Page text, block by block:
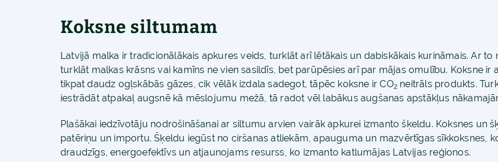
Koksne siltumam
Latvijā malka ir tradicionālākais apkures veids, turklāt arī lētākais un dabiskākais kurināmais. Ar
turklāt malkas krāsns vai kamīns ne vien sasildīs, bet parūpēsies arī par mājas omulību. Koksne
tikpat daudz ogļskābās gāzes, cik vēlāk izdala sadegot, tāpēc koksne ir CO2 neitrāls produkts.
iestrādāt atpakaļ augsnē kā mēslojumu mežā, tā radot vēl labākus augšanas apstākļus
Plašākai iedzīvotāju nodrošināšanai ar siltumu arvien vairāk apkurei izmanto šķeldu. Koksnes un
patēriņu un importu. Šķeldu iegūst no ciršanas atliekām, apauguma un mazvērtīgas sīkkoksnes,
draudzīgs, energoefektīvs un atjaunojams resurss, ko izmanto katlumājas Latvijas reģionos.